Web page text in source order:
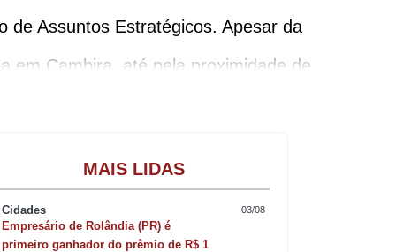
de Assuntos Estratégicos. Apesar da
em Cambira, até pela proximidade de
conhecido para uma pretensa
MAIS LIDAS
Cidades 03/08
Empresário de Rolândia (PR) é
primeiro ganhador do prêmio de R$ 1